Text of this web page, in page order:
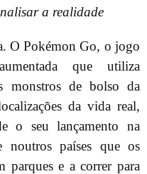
a realidade
O Pokémon Go, o jogo
que utiliza
monstros de bolso da
da vida real,
o seu lançamento na
noutros países que os
parques e a correr para